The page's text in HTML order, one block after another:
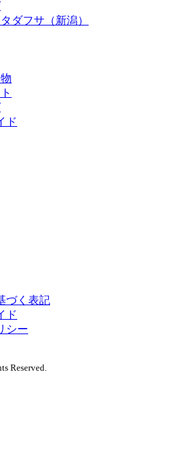
ダフサ（新潟）
ド
づく表記
ド
シー
Reserved.